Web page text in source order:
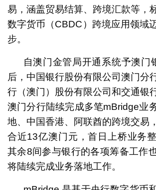
易，涵盖贸易结算、跨境汇款等，
数字货币（CBDC）跨境应用领域
步。
自澳门金管局开通系统予澳门
后，中国银行股份有限公司澳门分
行（澳门）股份有限公司和交通银
澳门分行陆续完成多笔mBridge业
地、中国香港、阿联酋的跨境交易
合近13亿澳门元，首日上桥业务整
其余8间参与银行的各项筹备工作
将陆续完成业务落地工作。